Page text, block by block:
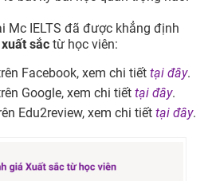
Mc IELTS đã được khẳng định
sắc từ học viên:
Facebook, xem chi tiết tại đây.
Google, xem chi tiết tại đây.
Edu2review, xem chi tiết tại đây.